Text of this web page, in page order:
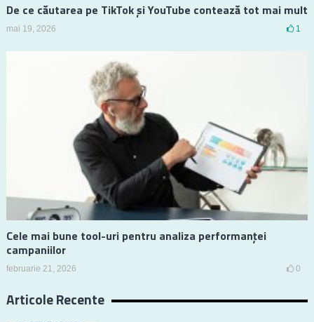
De ce căutarea pe TikTok și YouTube contează tot mai mult
mai 19, 2026 1
Cele mai bune tool-uri pentru analiza performanței
campaniilor
februarie 21, 2026 0
Articole Recente